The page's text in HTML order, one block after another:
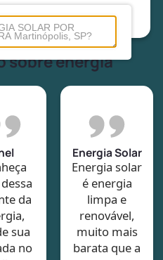
sobre energia
da
sua
no
Energia Solar
Energia solar
é energia
limpa e
renovável,
muito mais
barata que a